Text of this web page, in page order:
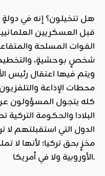
هل تتخيلون؟ إنه في
قبل العسكريين
شخصٍ بوحشيةٍ، والتخطيط
ويتم فيها اعتقال رئيس
محطات الإذاعة
كله يتجول المسؤولون
البلاد! والحكومة التركية
الدول التي استقبلتهم
مخزٍ بحق تركيا؛ لأنها لا
الأوروبية ولا في أمريكا.